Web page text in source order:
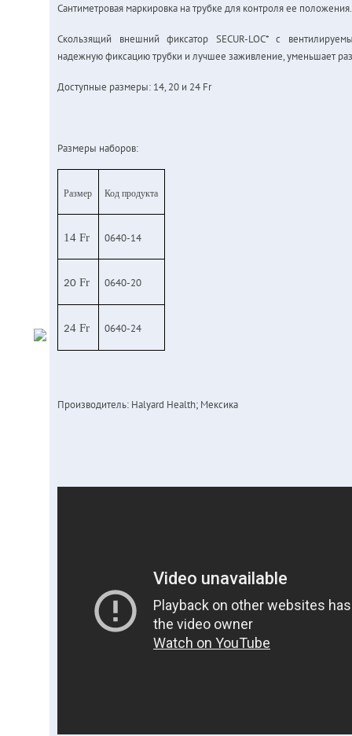
Сантиметровая маркировка на трубке для контроля ее положения.
Скользящий внешний фиксатор SECUR-LOC* с
надежную фиксацию трубки и лучшее заживление, уменьшает
Доступные размеры: 14, 20 и 24 Fr
Размеры наборов:
Размер Код продукта
14 Fr 0640-14
20 Fr 0640-20
24 Fr 0640-24
Производитель: Halyard Health; Мексика